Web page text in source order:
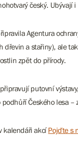
český.
Agentura
dřevin a stařiny), ale
zpět do přírody.
putovní
Českého lesa –
kalendáři akcíPojďte s